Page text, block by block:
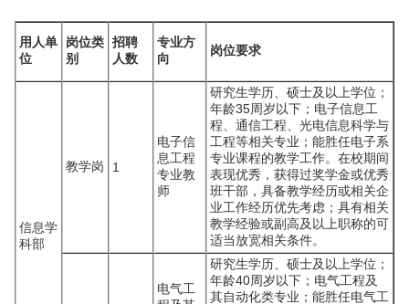
用人单
位
岗位类
别
招聘
人数
专业方
向
岗位要求
信息学
科部
教学岗 1
电子信
息工程
专业教
师
研究生学历、硕士及以上学位；
年龄35周岁以下；电子信息工
程、通信工程、光电信息科学与
工程等相关专业；能胜任电子系
专业课程的教学工作。在校期间
表现优秀，获得过奖学金或优秀
班干部，具备教学经历或相关企
业工作经历优先考虑；具有相关
教学经验或副高及以上职称的可
适当放宽相关条件。
电气工
研究生学历、硕士及以上学位；
年龄40周岁以下；电气工程及
其自动化类专业；能胜任电气工